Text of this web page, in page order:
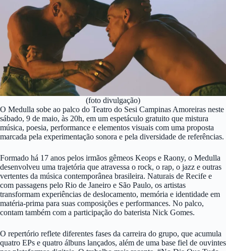
(foto divulgação)
O Medulla sobe ao palco do Teatro do Sesi Campinas Amoreiras neste
sábado, 9 de maio, às 20h, em um espetáculo gratuito que mistura
música, poesia, performance e elementos visuais com uma proposta
marcada pela experimentação sonora e pela diversidade de referências.
Formado há 17 anos pelos irmãos gêmeos Keops e Raony, o Medulla
desenvolveu uma trajetória que atravessa o rock, o rap, o jazz e outras
vertentes da música contemporânea brasileira. Naturais de Recife e
com passagens pelo Rio de Janeiro e São Paulo, os artistas
transformam experiências de deslocamento, memória e identidade em
matéria-prima para suas composições e performances. No palco,
contam também com a participação do baterista Nick Gomes.
O repertório reflete diferentes fases da carreira do grupo, que acumula
quatro EPs e quatro álbuns lançados, além de uma base fiel de ouvintes